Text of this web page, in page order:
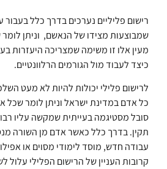
רישום פליליים נערכים בדרך כלל בעבור
שמבוצעות מצידו של הנאשם, וניתן
מעין אלו זו משימה שמצריכה היעזרות
כיצד לעבוד מול הגורמים הרלוונטיים.
לרישום פלילי יכולות להיות לא מעט
כל אדם במדינת ישראל וניתן לומר שכל
סובל מסטיגמה בעייתית שמקשה עליו
תקין. בדרך כלל כאשר אדם מן השורה
עבודה חדש, מוסד לימודי מסוים או
קרובות העניין של הרישום הפלילי